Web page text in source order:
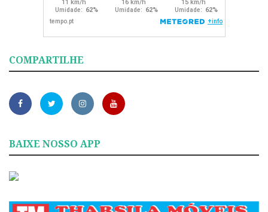
COMPARTILHE
BAIXE NOSSO APP